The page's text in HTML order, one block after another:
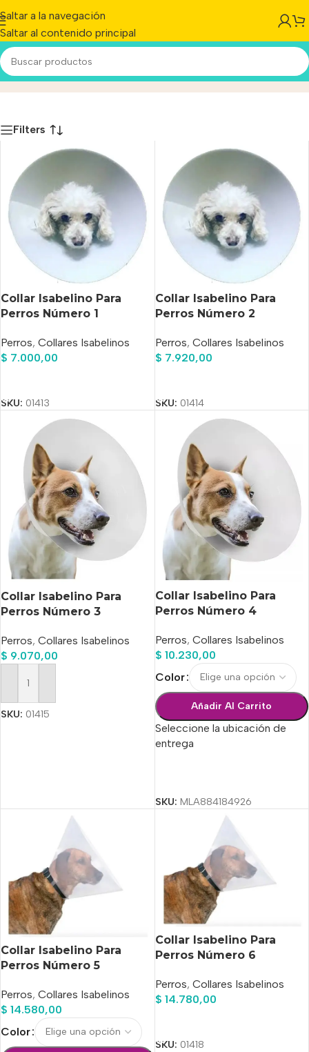
Saltar a la navegación
Saltar al contenido principal
Collares IsabelinosInicio/Producto
Filters
Collar Isabelino Para
Perros Número 1
Perros, Collares Isabelinos
$ 7.000,00
SKU: 01413
Collar Isabelino Para
Perros Número 2
Perros, Collares Isabelinos
$ 7.920,00
SKU: 01414
Collar Isabelino Para
Perros Número 3
Perros, Collares Isabelinos
$ 9.070,00
Añadir Al Carrito
SKU: 01415
Collar Isabelino Para
Perros Número 4
Perros, Collares Isabelinos
$ 10.230,00
Color
Añadir Al Carrito
Seleccione la ubicación de
entrega
SKU: MLA884184926
Collar Isabelino Para
Perros Número 5
Perros, Collares Isabelinos
$ 14.580,00
Color
Collar Isabelino Para
Perros Número 6
Perros, Collares Isabelinos
$ 14.780,00
SKU: 01418